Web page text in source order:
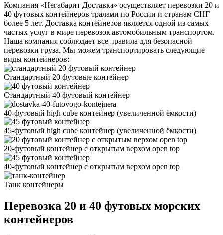
Компания «Негабарит Доставка» осуществляет перевозки 20 и
40 футовых контейнеров тралами по России и странам СНГ
более 5 лет. Доставка контейнеров является одной из самых
частых услуг в мире перевозок автомобильным транспортом.
Наша компания соблюдает все правила для безопасной
перевозки груза. Мы можем транспортировать следующие
виды контейнеров:
Стандартный 20 футовые контейнер
Стандартный 40 футовый контейнер
40-футовый high cube контейнер (увеличенной ëмкости)
45-футовый high cube контейнер (увеличенной ëмкости)
20-футовый контейнер с открытым верхом open top
40-футовый контейнер с открытым верхом open top
Танк контейнеры
Перевозка 20 и 40 футовых морских
контейнеров